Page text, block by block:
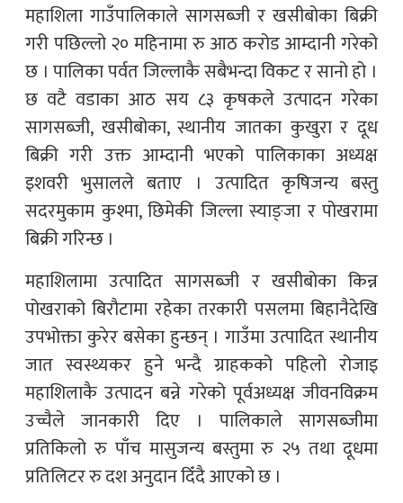
महाशिला गाउँपालिकाले सागसब्जी र खसीबोका बिक्री
गरी पछिल्लो २० महिनामा रु आठ करोड आम्दानी गरेको
छ । पालिका पर्वत जिल्लाकै सबैभन्दा विकट र सानो हो ।
छ वटै वडाका आठ सय ८३ कृषकले उत्पादन गरेका
सागसब्जी, खसीबोका, स्थानीय जातका कुखुरा र दूध
बिक्री गरी उक्त आम्दानी भएको पालिकाका अध्यक्ष
इशवरी भुसालले बताए । उत्पादित कृषिजन्य बस्तु
सदरमुकाम कुश्मा, छिमेकी जिल्ला स्याङ्जा र पोखरामा
बिक्री गरिन्छ ।
महाशिलामा उत्पादित सागसब्जी र खसीबोका किन्न
पोखराको बिरौटामा रहेका तरकारी पसलमा बिहानैदेखि
उपभोक्ता कुरेर बसेका हुन्छन् । गाउँमा उत्पादित स्थानीय
जात स्वस्थ्यकर हुने भन्दै ग्राहकको पहिलो रोजाइ
महाशिलाकै उत्पादन बन्ने गरेको पूर्वअध्यक्ष जीवनविक्रम
उच्चैले जानकारी दिए । पालिकाले सागसब्जीमा
प्रतिकिलो रु पाँच मासुजन्य बस्तुमा रु २५ तथा दूधमा
प्रतिलिटर रु दश अनुदान दिँदै आएको छ ।